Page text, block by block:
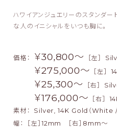
ハワイアンジュエリーのスタンダ
な人のイニシャルをいつも胸に。
価格： ￥30,800〜 ［左］
￥275,000〜 ［左］
￥25,300〜 ［右］
￥176,000〜 ［右］
素材：
Silver, 14K Gold（White
幅：
［左］12mm ［右］8mm～